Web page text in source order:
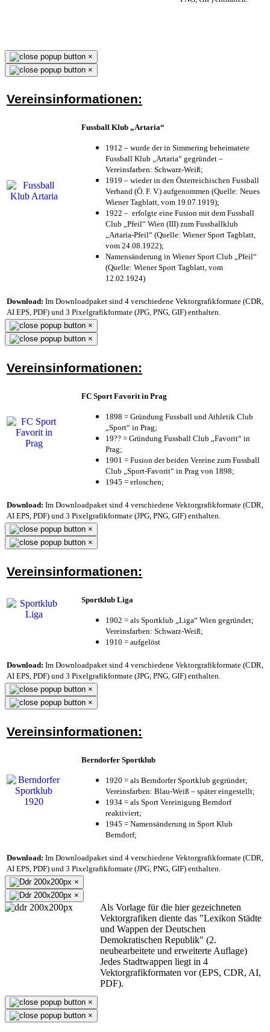
×
×
Vereinsinformationen:
Fussball Klub „Artaria“
1912 – wurde der in Simmering beheimatete
Fussball Klub „Artaria“ gegründet –
Vereinsfarben: Schwarz-Weiß;
1919 – wieder in den Österreichischen Fussball
Verband (Ö. F. V.) aufgenommen (Quelle: Neues
Wiener Tagblatt, vom 19.07.1919);
1922 – erfolgte eine Fusion mit dem Fussball
Club „Pfeil“ Wien (III) zum Fussballklub
„Artaria-Pfeil“ (Quelle: Wiener Sport Tagblatt,
vom 24.08.1922);
Namensänderung in Wiener Sport Club „Pfeil“
(Quelle: Wiener Sport Tagblatt, vom
12.02.1924)
Download: Im Downloadpaket sind 4 verschiedene Vektorgrafikformate (CDR,
AI EPS, PDF) und 3 Pixelgrafikformate (JPG, PNG, GIF) enthalten.
×
×
Vereinsinformationen:
FC Sport Favorit in Prag
1898 = Gründung Fussball und Athletik Club
„Sport“ in Prag;
19?? = Gründung Fussball Club „Favorit“ in
Prag;
1901 = Fusion der beiden Vereine zum Fussball
Club „Sport-Favorit“ in Prag von 1898;
1945 = erloschen;
Download: Im Downloadpaket sind 4 verschiedene Vektorgrafikformate (CDR,
AI EPS, PDF) und 3 Pixelgrafikformate (JPG, PNG, GIF) enthalten.
×
×
Vereinsinformationen:
Sportklub Liga
1902 = als Sportklub „Liga“ Wien gegründet;
Vereinsfarben: Schwarz-Weiß;
1910 = aufgelöst
Download: Im Downloadpaket sind 4 verschiedene Vektorgrafikformate (CDR,
AI EPS, PDF) und 3 Pixelgrafikformate (JPG, PNG, GIF) enthalten.
×
×
Vereinsinformationen:
Berndorfer Sportklub
1920 = als Berndorfer Sportklub gegründet;
Vereinsfarben: Blau-Weiß – später eingestellt;
1934 = als Sport Vereinigung Berndorf
reaktiviert;
1945 = Namensänderung in Sport Klub
Berndorf;
Download: Im Downloadpaket sind 4 verschiedene Vektorgrafikformate (CDR,
AI EPS, PDF) und 3 Pixelgrafikformate (JPG, PNG, GIF) enthalten.
×
×
Als Vorlage für die hier gezeichneten
Vektorgrafiken diente das "Lexikon Städte
und Wappen der Deutschen
Demokratischen Republik" (2.
neubearbeitete und erweiterte Auflage)
Jedes Stadtwappen liegt in 4
Vektorgrafikformaten vor (EPS, CDR, AI,
PDF).
×
×